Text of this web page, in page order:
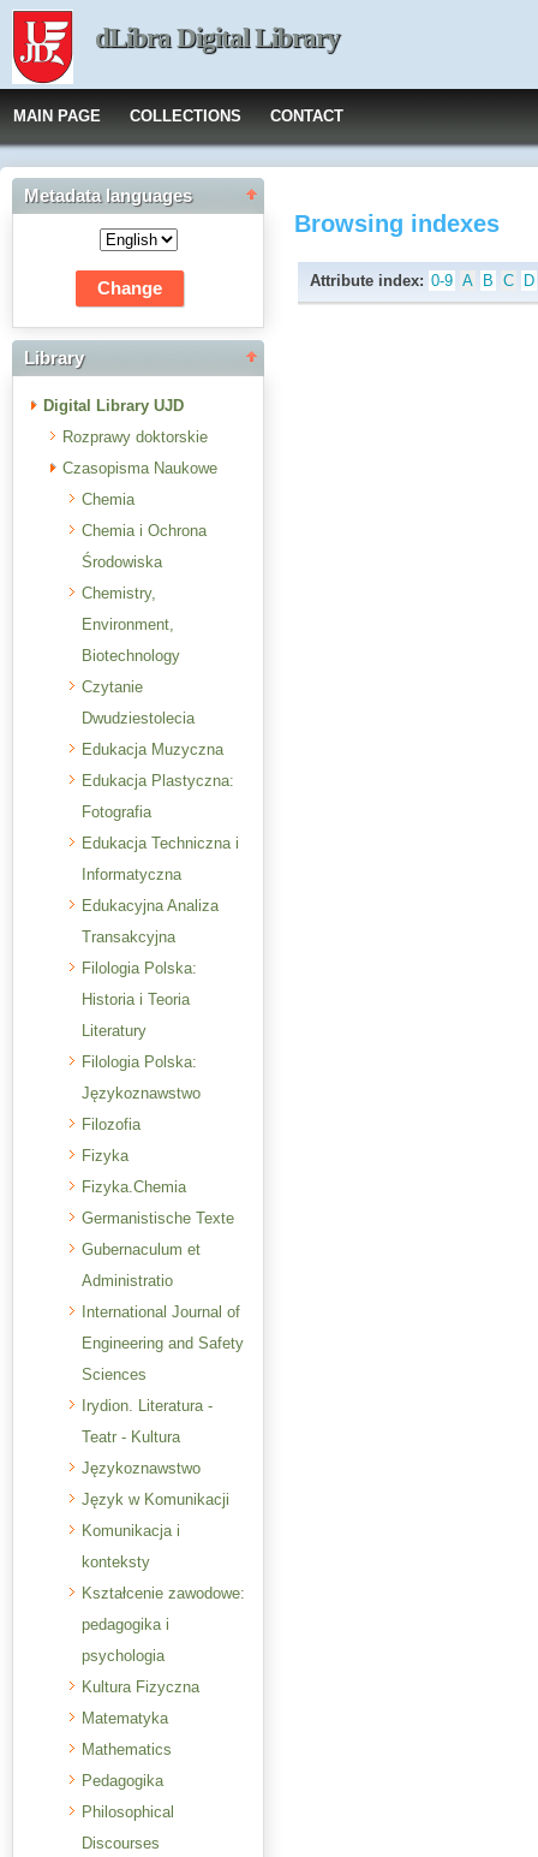
dLibra Digital Library
MAIN PAGE COLLECTIONS CONTACT
Metadata languages
Library
Digital Library UJD
Rozprawy doktorskie
Czasopisma Naukowe
Chemia
Chemia i Ochrona
Środowiska
Chemistry,
Environment,
Biotechnology
Czytanie
Dwudziestolecia
Edukacja Muzyczna
Edukacja Plastyczna:
Fotografia
Edukacja Techniczna i
Informatyczna
Edukacyjna Analiza
Transakcyjna
Filologia Polska:
Historia i Teoria
Literatury
Filologia Polska:
Językoznawstwo
Filozofia
Fizyka
Fizyka.Chemia
Germanistische Texte
Gubernaculum et
Administratio
International Journal of
Engineering and Safety
Sciences
Irydion. Literatura -
Teatr - Kultura
Językoznawstwo
Język w Komunikacji
Komunikacja i
konteksty
Kształcenie zawodowe:
pedagogika i
psychologia
Kultura Fizyczna
Matematyka
Mathematics
Pedagogika
Philosophical
Discourses
Browsing indexes
Attribute index: 0-9 A B C D